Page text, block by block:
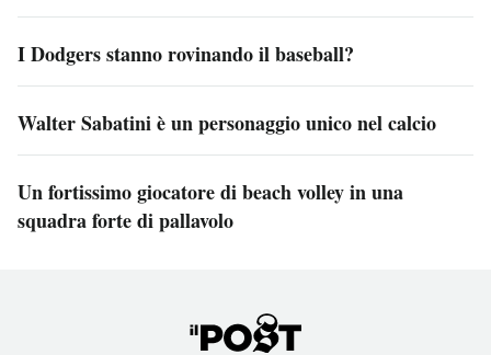
I Dodgers stanno rovinando il baseball?
Walter Sabatini è un personaggio unico nel calcio
Un fortissimo giocatore di beach volley in una
squadra forte di pallavolo